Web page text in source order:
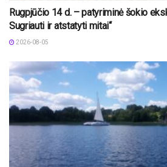
Rugpjūčio 14 d. – patyriminė šokio
Sugriauti ir atstatyti mitai“
2026-08-05